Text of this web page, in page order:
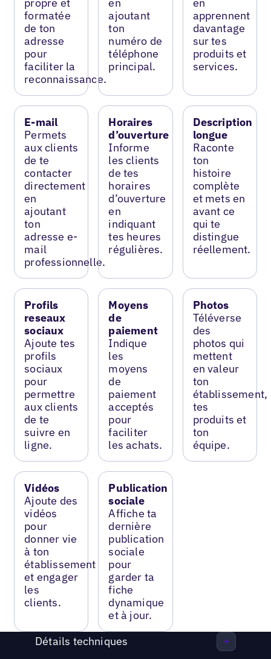
formatée
de ton
adresse
pour
faciliter la
reconnaissance.
ajoutant
ton
numéro de
téléphone
principal.
apprennent
davantage
sur tes
produits et
services.
E-mail
Permets
aux clients
de te
contacter
directement
en
ajoutant
ton
adresse e-
mail
professionnelle.
Horaires
d’ouverture
Informe
les clients
de tes
horaires
d’ouverture
en
indiquant
tes heures
régulières.
Description
longue
Raconte
ton
histoire
complète
et mets en
avant ce
qui te
distingue
réellement.
Profils
reseaux
sociaux
Ajoute tes
profils
sociaux
pour
permettre
aux clients
de te
suivre en
ligne.
Moyens
de
paiement
Indique
les
moyens
de
paiement
acceptés
pour
faciliter
les achats.
Photos
Téléverse
des
photos qui
mettent
en valeur
ton
établissement,
tes
produits et
ton
équipe.
Vidéos
Ajoute des
vidéos
pour
donner vie
à ton
établissement
et engager
les
clients.
Publication
sociale
Affiche ta
dernière
publication
sociale
pour
garder ta
fiche
dynamique
et à jour.
Détails techniques